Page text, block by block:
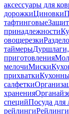
аксессуары для
дорожкиЦиновки
тафтинговые
принадлежности
овощерезки
таймеры
приготовления
мелочиМиски
прихватки
салфетки
хранения
специйПосуда для
рейлинги